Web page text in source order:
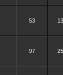
53
97